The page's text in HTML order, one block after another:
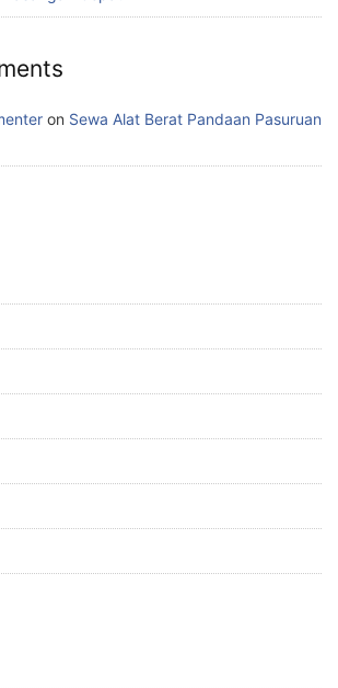
on Sewa Alat Berat Pandaan Pasuruan